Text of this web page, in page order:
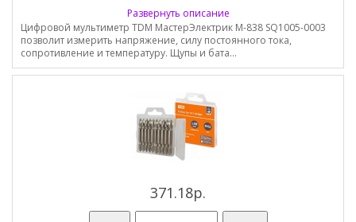
Развернуть описание
Цифровой мультиметр TDM МастерЭлектрик М-838 SQ1005-0003
позволит измерить напряжение, силу постоянного тока,
сопротивление и температуру. Щупы и бата...
371.18р.